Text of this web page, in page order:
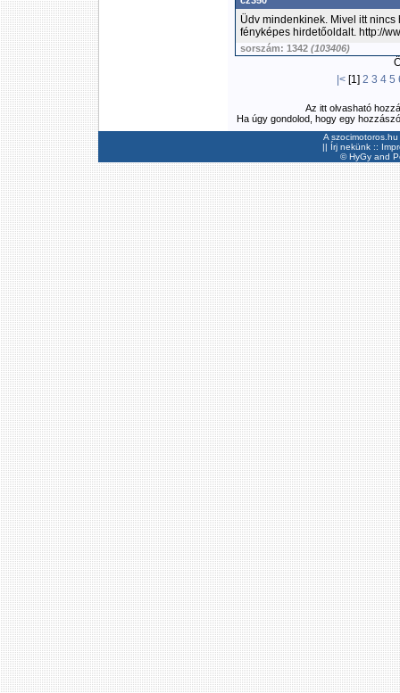
Üdv mindenkinek. Mivel itt
fényképes hirdetőoldalt. http://
sorszám: 1342 (103406)
|<[1] 2 3 4 5
Az itt olvasható
Ha úgy gondolod, hogy egy
A
|| Írj nekünk ::
©HyGyand